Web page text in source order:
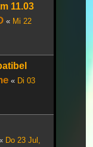
11.03
« Mi 22
« Di 03
Do 23 Jul,